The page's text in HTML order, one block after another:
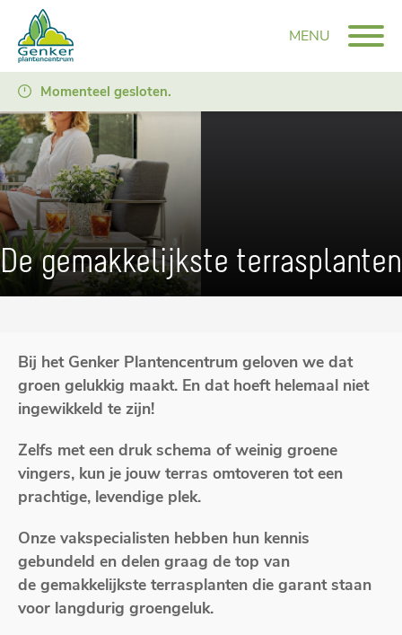
MENU
Momenteel gesloten.
De gemakkelijkste terrasplanten
Bij het Genker Plantencentrum geloven we dat
groen gelukkig maakt. En dat hoeft helemaal niet
ingewikkeld te zijn!
Zelfs met een druk schema of weinig groene
vingers, kun je jouw terras omtoveren tot een
prachtige, levendige plek.
Onze vakspecialisten hebben hun kennis
gebundeld en delen graag de top van
de gemakkelijkste terrasplanten die garant staan
voor langdurig groengeluk.